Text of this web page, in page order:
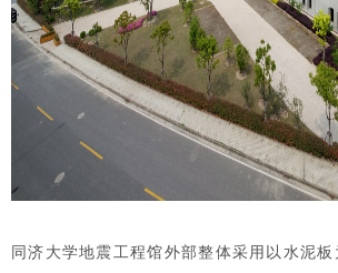
同济大学地震工程馆外部整体采用以水泥板